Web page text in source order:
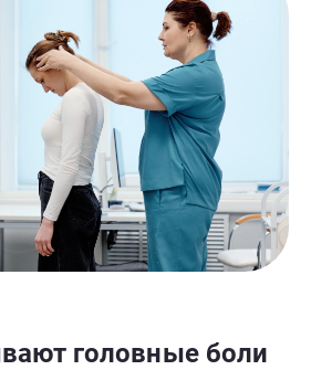
головные боли